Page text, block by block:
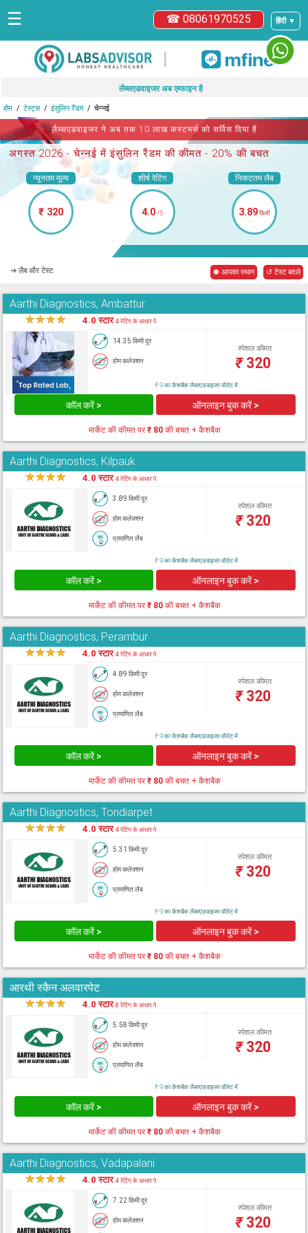
हिंदी ▼
☎ 08061970525
☰
|
लैब्सएडवाइजर अब एम्फाइन है
होम टेस्ट्स इंसुलिन रैंडम चेन्नई
लैब्सएडवाइजर ने अब तक 10 लाख कस्टमर्स को सर्विस दिया है
अगस्त 2026 -चेन्नई में इंसुलिन रैंडम की कीमत - 20% की बचत
न्यूनतम मूल्य
₹ 320
शीर्ष रेटिंग
4.0/5
निकटतम लैब
3.89किमी
➜ लैब और टेस्ट ◉ आपका स्थान ↺ टेस्ट बदले
Aarthi Diagnostics, Ambattur
★★★★ 4.0 स्टार4 रेटिंग के आधार पे
14.35 किमी दूर
होम कलेक्शन
स्पेशल कीमत
₹320
₹ 9 का कैशबैक लैब्सएडवाइजर वॉलेट में
कॉल करें > ऑनलाइन बुक करें >
मार्केट की कीमत पर₹ 80 की बचत + कैशबैक
Aarthi Diagnostics, Kilpauk
★★★★ 4.0 स्टार4 रेटिंग के आधार पे
3.89 किमी दूर
होम कलेक्शन
प्रमाणित लैब
स्पेशल कीमत
₹320
₹ 9 का कैशबैक लैब्सएडवाइजर वॉलेट में
कॉल करें > ऑनलाइन बुक करें >
मार्केट की कीमत पर₹ 80 की बचत + कैशबैक
Aarthi Diagnostics, Perambur
★★★★ 4.0 स्टार4 रेटिंग के आधार पे
4.89 किमी दूर
होम कलेक्शन
प्रमाणित लैब
स्पेशल कीमत
₹320
₹ 9 का कैशबैक लैब्सएडवाइजर वॉलेट में
कॉल करें > ऑनलाइन बुक करें >
मार्केट की कीमत पर₹ 80 की बचत + कैशबैक
Aarthi Diagnostics, Tondiarpet
★★★★ 4.0 स्टार4 रेटिंग के आधार पे
5.31 किमी दूर
होम कलेक्शन
प्रमाणित लैब
स्पेशल कीमत
₹320
₹ 9 का कैशबैक लैब्सएडवाइजर वॉलेट में
कॉल करें > ऑनलाइन बुक करें >
मार्केट की कीमत पर₹ 80 की बचत + कैशबैक
आरथी स्कैन अलवारपेट
★★★★ 4.0 स्टार8 रेटिंग के आधार पे
5.58 किमी दूर
होम कलेक्शन
प्रमाणित लैब
स्पेशल कीमत
₹320
₹ 9 का कैशबैक लैब्सएडवाइजर वॉलेट में
कॉल करें > ऑनलाइन बुक करें >
मार्केट की कीमत पर₹ 80 की बचत + कैशबैक
Aarthi Diagnostics, Vadapalani
★★★★ 4.0 स्टार4 रेटिंग के आधार पे
7.22 किमी दूर
होम कलेक्शन
स्पेशल कीमत
₹320